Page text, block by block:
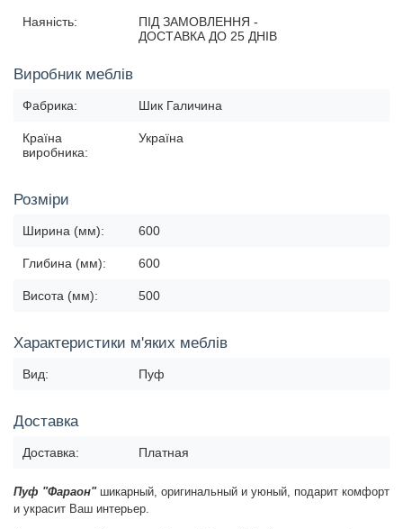
Наяність:
ПІД ЗАМОВЛЕННЯ -
ДОСТАВКА ДО 25 ДНІВ
Виробник меблів
Фабрика: Шик Галичина
Країна
виробника:
Україна
Розміри
Ширина (мм): 600
Глибина (мм): 600
Висота (мм): 500
Характеристики м'яких меблів
Вид: Пуф
Доставка
Доставка: Платная
Пуф "Фараон" шикарный, оригинальный и уюный, подарит комфорт
и украсит Ваш интерьер.